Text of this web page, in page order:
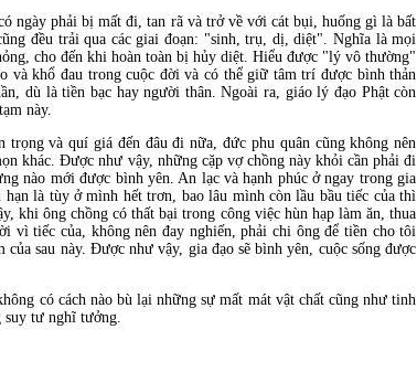
ngày phải bị mất đi, tan rã và trở về với cát bụi, huống gì là bất
đều trải qua các giai đoạn: "sinh, trụ, dị, diệt". Nghĩa là mọi
cho đến khi hoàn toàn bị hủy diệt. Hiểu được "lý vô thường"
và khổ đau trong cuộc đời và có thể giữ tâm trí được bình thản
dù là tiền bạc hay người thân. Ngoài ra, giáo lý đạo Phật còn
này.
và quí giá đến đâu đi nữa, đức phu quân cũng không nên
khác. Được như vậy, những cặp vợ chồng này khỏi cần phải đi
nào mới được bình yên. An lạc và hạnh phúc ở ngay trong gia
là tùy ở mình hết trơn, bao lâu mình còn lầu bầu tiếc của thì
khi ông chồng có thất bại trong công việc hùn hạp làm ăn, thua
vì tiếc của, không nên đay nghiến, phải chi ông để tiền cho tôi
sau này. Được như vậy, gia đạo sẽ bình yên, cuộc sống được
có cách nào bù lại những sự mất mát vật chất cũng như tinh
suy tư nghĩ tưởng.